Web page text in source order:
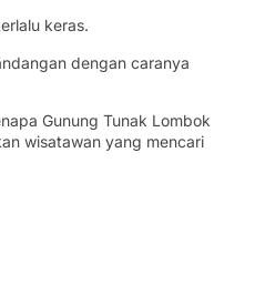
keras.
dengan caranya
Gunung Tunak Lombok
wisatawan yang mencari